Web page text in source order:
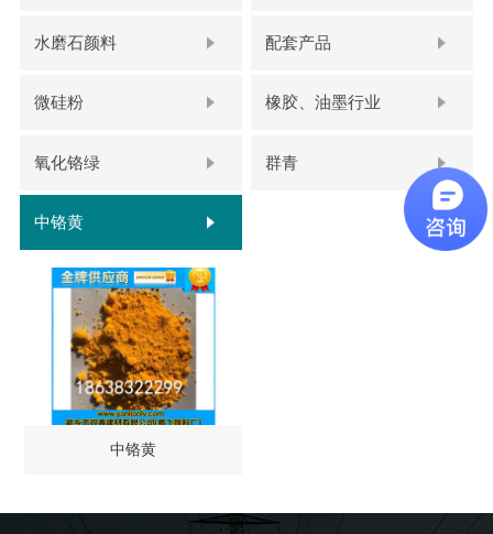
水磨石颜料 配套产品
微硅粉 橡胶、油墨行业
氧化铬绿 群青
中铬黄
中铬黄